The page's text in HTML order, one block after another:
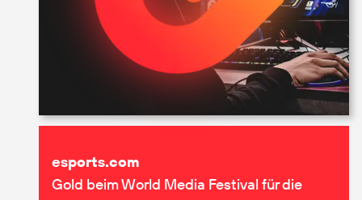
esport­s.com
Gold beim World Media Festival für die